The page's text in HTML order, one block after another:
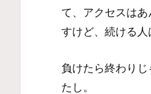
て、アクセスは
すけど、続ける人
負けたら終わり
たし。